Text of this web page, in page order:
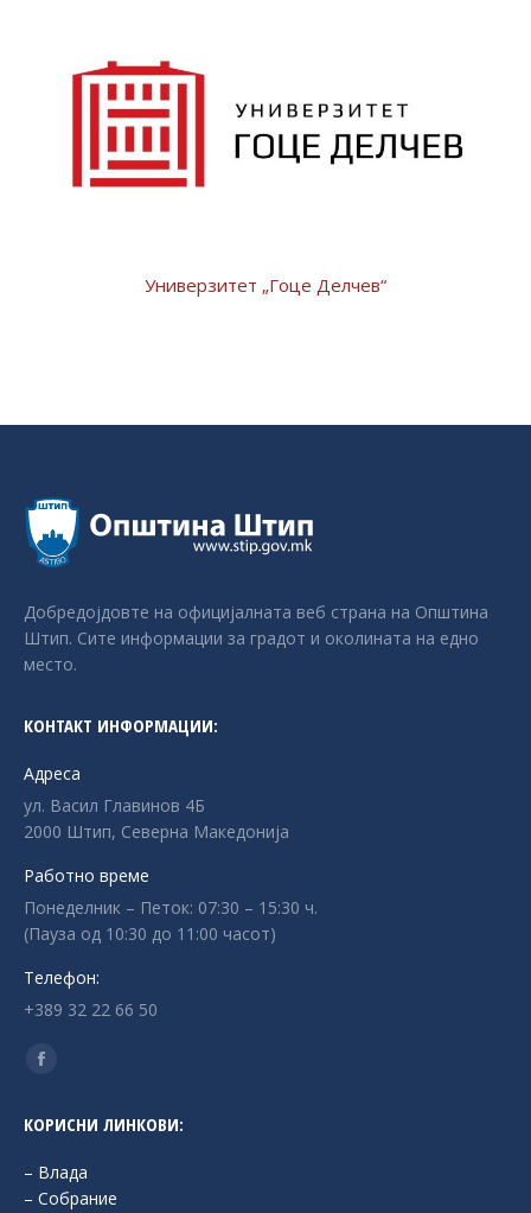
Универзитет „Гоце Делчев“
Добредојдовте на официјалната веб страна на Општина
Штип. Сите информации за градот и околината на едно
место.
КОНТАКТ ИНФОРМАЦИИ:
Адреса
ул. Васил Главинов 4Б
2000 Штип, Северна Македонија
Работно време
Понеделник – Петок: 07:30 – 15:30 ч.
(Пауза од 10:30 до 11:00 часот)
Телефон:
+389 32 22 66 50
Find us on:
Facebook
opens
in
new
КОРИСНИ ЛИНКОВИ:
– Влада
– Собрание